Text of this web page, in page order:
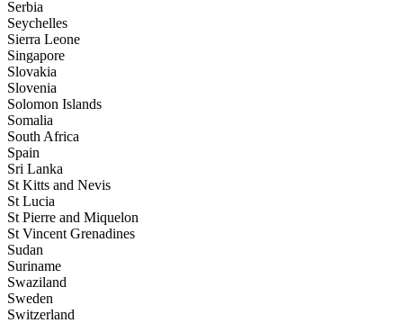
Serbia
Seychelles
Sierra Leone
Singapore
Slovakia
Slovenia
Solomon Islands
Somalia
South Africa
Spain
Sri Lanka
St Kitts and Nevis
St Lucia
St Pierre and Miquelon
St Vincent Grenadines
Sudan
Suriname
Swaziland
Sweden
Switzerland